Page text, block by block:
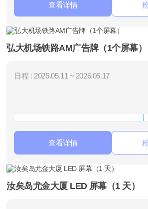
查看详情
弘大机场铁路AM广告牌（1个屏幕）
日程 : 2026.05.11 ~ 2026.05.17
查看详情
汝矣岛尤金大厦 LED 屏幕（1 天）